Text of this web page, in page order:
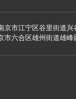
京市江宁区谷里街道兴
市六合区雄州街道雄峰